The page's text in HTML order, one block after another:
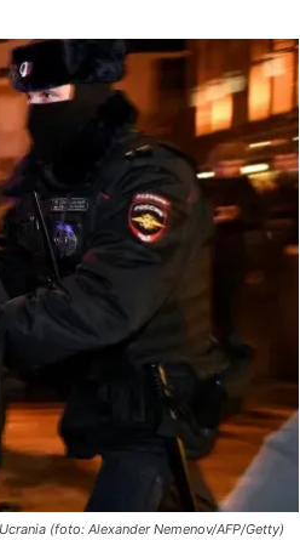
(foto: Alexander Nemenov/AFP/Getty)